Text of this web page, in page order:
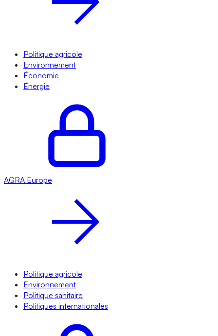
Politique agricole
Environnement
Économie
Énergie
AGRA Europe
Politique agricole
Environnement
Politique sanitaire
Politiques internationales